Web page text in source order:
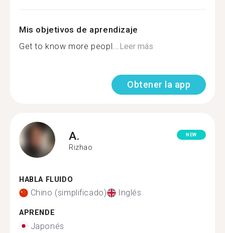
Mis objetivos de aprendizaje
Get to know more peopl... Leer más
Obtener la app
A.
Rizhao
NEW
HABLA FLUIDO
Chino (simplificado) Inglés
APRENDE
Japonés